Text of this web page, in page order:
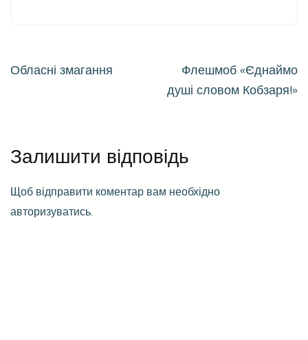
Навігація
Обласні змагання
Флешмоб «Єднаймо
душі словом Кобзаря!»
Залишити відповідь
Щоб відправити коментар вам необхідно
авторизуватись